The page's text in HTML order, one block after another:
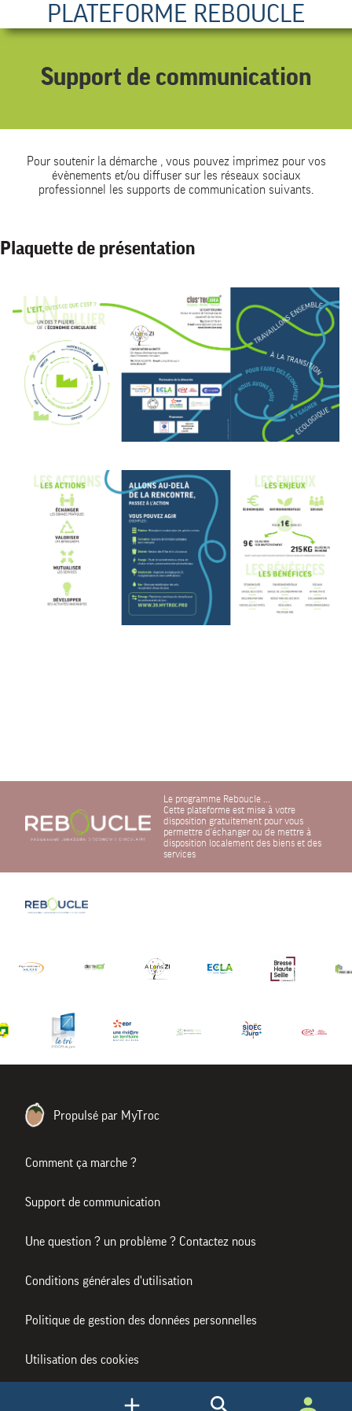
PLATEFORME REBOUCLE
Support de communication
Pour soutenir la démarche , vous pouvez imprimez pour vos
évènements et/ou diffuser sur les réseaux sociaux
professionnel les supports de communication suivants.
Plaquette de présentation
Le programme Reboucle ...
Cette plateforme est mise à votre
disposition gratuitement pour vous
permettre d'échanger ou de mettre à
disposition localement des biens et des
services
Propulsé par MyTroc
Comment ça marche ?
Support de communication
Une question ? un problème ? Contactez nous
Conditions générales d'utilisation
Politique de gestion des données personnelles
Utilisation des cookies